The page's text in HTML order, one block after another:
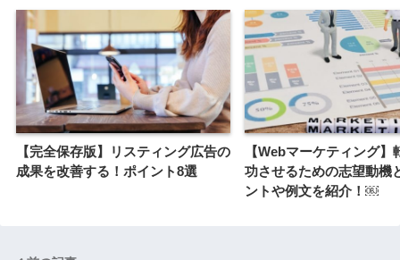
【完全保存版】リスティング広告の
成果を改善する！ポイント8選
【Webマーケティング】
功させるための志望動機
ントや例文を紹介！￼